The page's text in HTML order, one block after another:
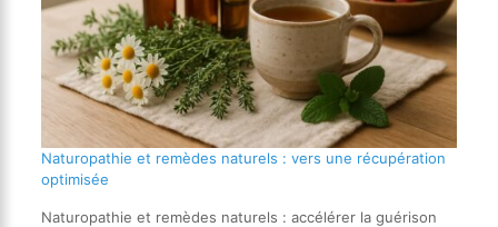
Naturopathie et remèdes naturels : vers une récupération
optimisée
Naturopathie et remèdes naturels : accélérer la guérison